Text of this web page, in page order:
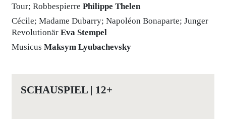
Tour; Robbespierre Philippe Thelen
Cécile; Madame Dubarry; Napoléon Bonaparte; Junger
Revolutionär Eva Stempel
Musicus Maksym Lyubachevsky
SCHAUSPIEL | 12+